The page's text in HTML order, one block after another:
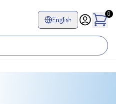
English
0